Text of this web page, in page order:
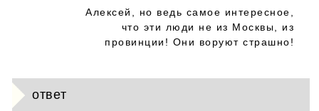
Алексей, но ведь самое интересное,
что эти люди не из Москвы, из
провинции! Они воруют страшно!
ответ